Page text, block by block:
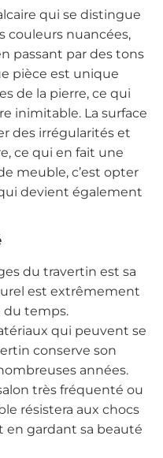
qui se distingue
couleurs nuancées,
passant par des tons
pièce est unique
de la pierre, ce qui
inimitable. La surface
des irrégularités et
ce qui en fait une
meuble, c’est opter
devient également
du travertin est sa
est extrêmement
du temps.
qui peuvent se
conserve son
années.
très fréquenté ou
résistera aux chocs
en gardant sa beauté